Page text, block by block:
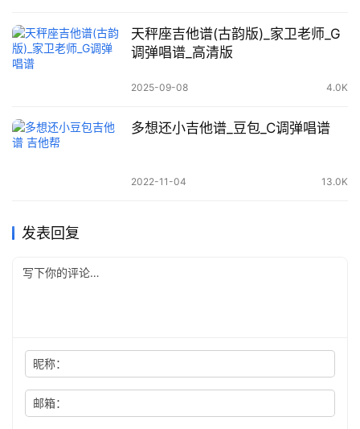
天秤座吉他谱(古韵版)_家卫老师_G
调弹唱谱_高清版
2025-09-08 4.0K
多想还小吉他谱_豆包_C调弹唱谱
2022-11-04 13.0K
发表回复
昵称：
邮箱：